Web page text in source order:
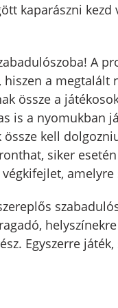
kaparászni kezd
A
a megtalált
össze a
is a nyomukban
kell
siker
Egyszerre